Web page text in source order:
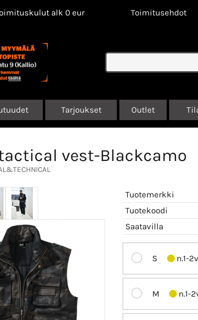
alk 0 eur Toimitusehdot
Tarjoukset Outlet
vest-Blackcamo
Tuotemerkki
Tuotekoodi
Saatavilla
S n.1-
M n.1-